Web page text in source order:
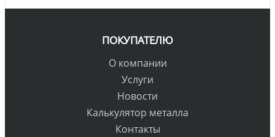
ПОКУПАТЕЛЮ
О компании
Услуги
Новости
Калькулятор металла
Контакты